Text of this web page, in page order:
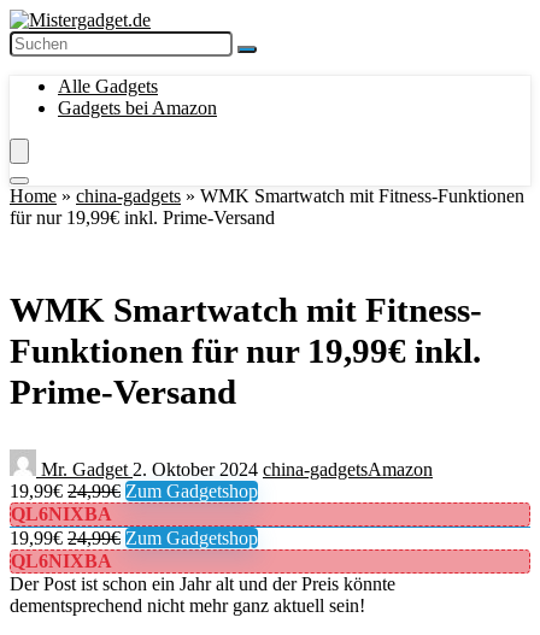
Alle Gadgets
Gadgets bei Amazon
Home » china-gadgets » WMK Smartwatch mit Fitness-Funktionen
für nur 19,99€ inkl. Prime-Versand
WMK Smartwatch mit Fitness-
Funktionen für nur 19,99€ inkl.
Prime-Versand
Mr. Gadget 2. Oktober 2024 china-gadgetsAmazon
19,99€ 24,99€ Zum Gadgetshop
QL6NIXBA
19,99€ 24,99€ Zum Gadgetshop
QL6NIXBA
Der Post ist schon ein Jahr alt und der Preis könnte
dementsprechend nicht mehr ganz aktuell sein!